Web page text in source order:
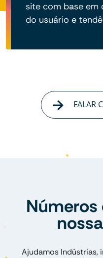
site com base em
do usuário e
FALAR
Ajudamos Indústrias,